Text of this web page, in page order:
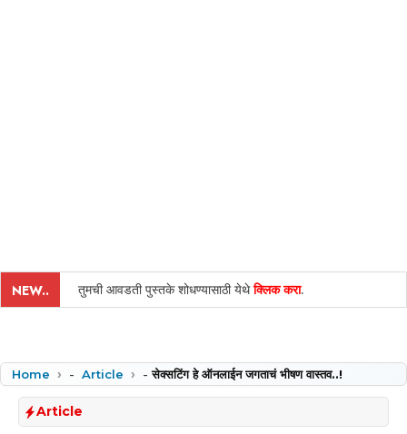
NEW.. तुमची आवडती पुस्तके शोधण्यासाठी येथेक्लिक करा.
Home - Article -सेक्सटिंग हे ऑनलाईन जगताचं भीषण वास्तव..!
Article